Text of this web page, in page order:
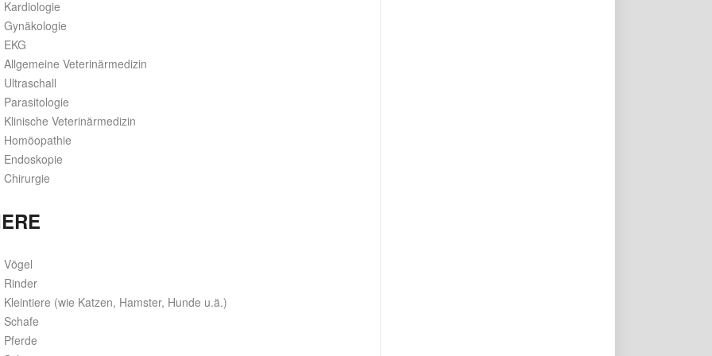
Kardiologie
Gynäkologie
EKG
Allgemeine Veterinärmedizin
Ultraschall
Parasitologie
Klinische Veterinärmedizin
Homöopathie
Endoskopie
Chirurgie
Vögel
Rinder
Kleintiere (wie Katzen, Hamster, Hunde u.ä.)
Schafe
Pferde